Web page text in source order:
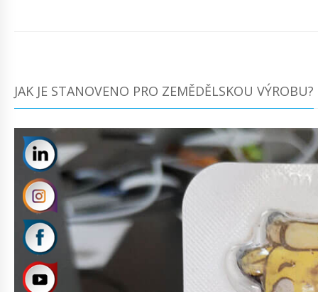
JAK JE STANOVENO PRO ZEMĚDĚLSKOU VÝROBU?